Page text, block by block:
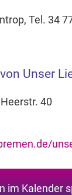
Tel. 34
Unser
40
im Kalender